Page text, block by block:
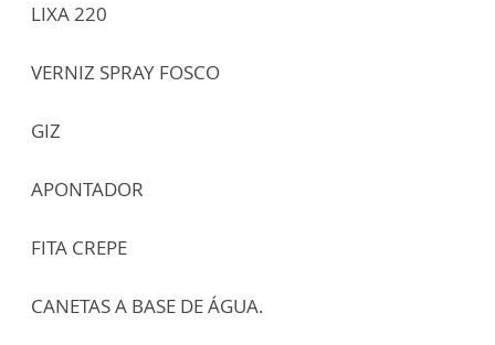
LIXA 220
VERNIZ SPRAY FOSCO
GIZ
APONTADOR
FITA CREPE
CANETAS A BASE DE ÁGUA.